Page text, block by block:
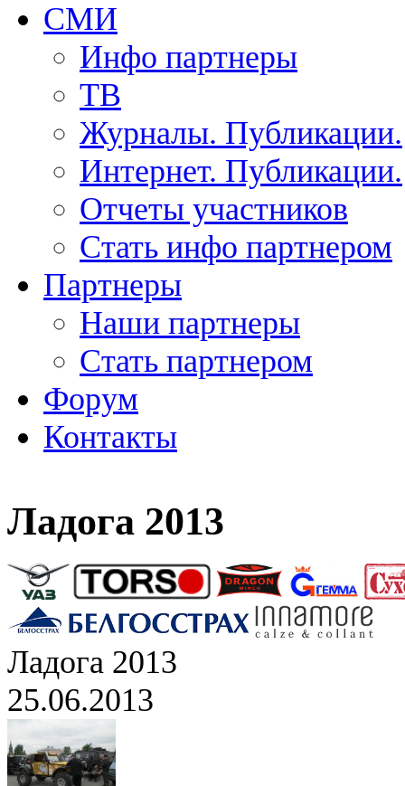
СМИ
Инфо партнеры
ТВ
Журналы. Публикации.
Интернет. Публикации.
Отчеты участников
Стать инфо партнером
Партнеры
Наши партнеры
Стать партнером
Форум
Контакты
Ладога 2013
Ладога 2013
25.06.2013